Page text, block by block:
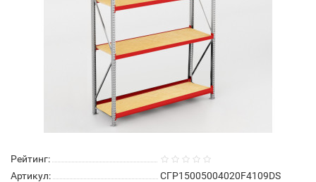
Рейтинг:
Артикул:
СГР15005004020F4109DS